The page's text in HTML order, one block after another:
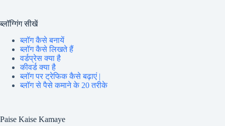
ब्लॉग्गिंग सीखें
ब्लॉग कैसे बनायें
ब्लॉग कैसे लिखते हैं
वर्डप्रेस क्या है
कीवर्ड क्या है
ब्लॉग पर ट्रेफिक कैसे बढ़ाएं |
ब्लॉग से पैसे कमाने के 20 तरीके
Paise Kaise Kamaye